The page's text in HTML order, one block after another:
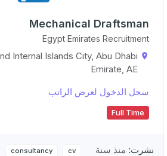
Mechanical Draftsman
Egypt Emirates Recruitment
Internal Islands City, Abu Dhabi
Emirate, AE
سجل الدخول لعرض الراتب
Full Time
نشرت: منذ سنة cv
consultancy